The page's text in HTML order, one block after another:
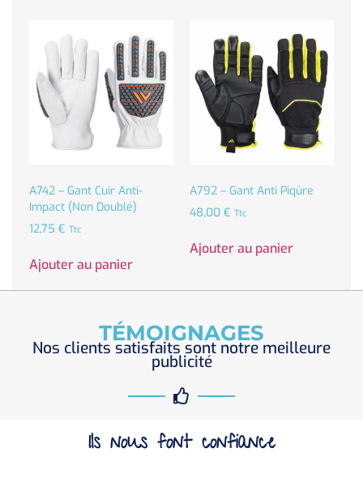
A742 – Gant Cuir Anti-
Impact (non Doublé)
12,75 € Ttc
Ajouter au panier
A792 – Gant Anti Piqûre
48,00 € Ttc
Ajouter au panier
TÉMOIGNAGES
Nos clients satisfaits sont notre meilleure
publicité
Ils nous font confiance